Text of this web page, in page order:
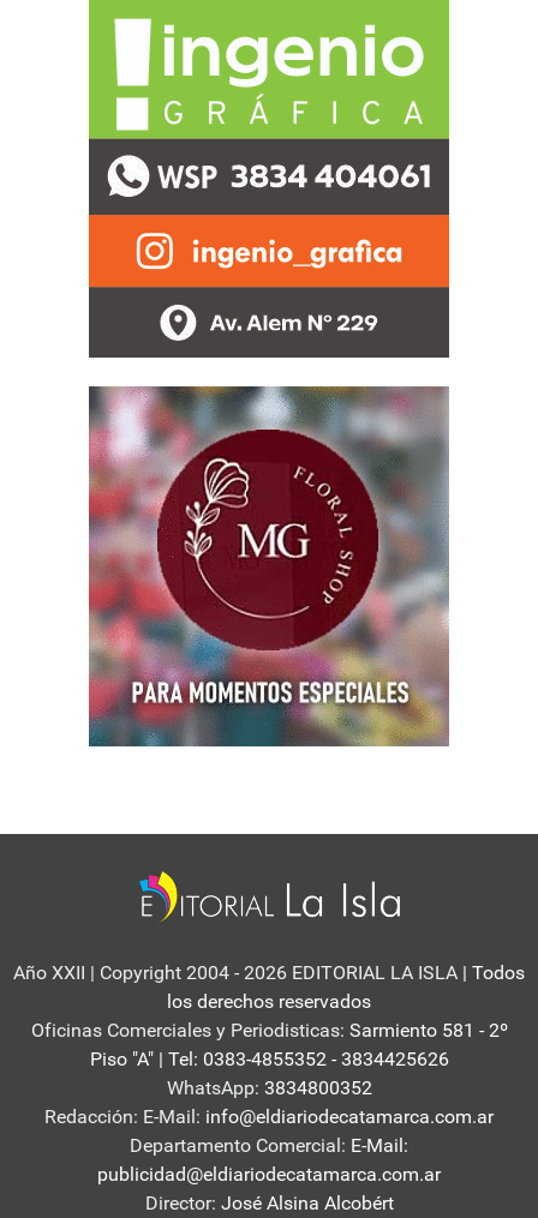
Año XXII | Copyright 2004 - 2026 EDITORIAL LA ISLA | Todos
los derechos reservados
Oficinas Comerciales y Periodisticas: Sarmiento 581 - 2º
Piso "A" | Tel: 0383-4855352 - 3834425626
WhatsApp: 3834800352
Redacción: E-Mail: info@eldiariodecatamarca.com.ar
Departamento Comercial: E-Mail:
publicidad@eldiariodecatamarca.com.ar
Director: José Alsina Alcobért